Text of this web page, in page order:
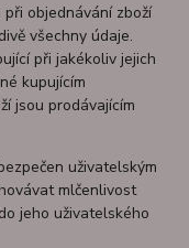
objednávání zboží
všechny údaje.
při jakékoliv jejich
kupujícím
jsou prodávajícím
uživatelským
mlčenlivost
jeho uživatelského